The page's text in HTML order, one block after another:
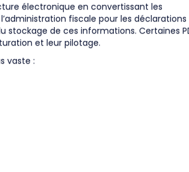
électronique en convertissant les
fiscale pour les déclarations
stockage de ces informations. Certaines
et leur pilotage.
vaste :